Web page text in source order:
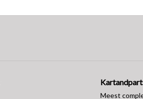
Meest